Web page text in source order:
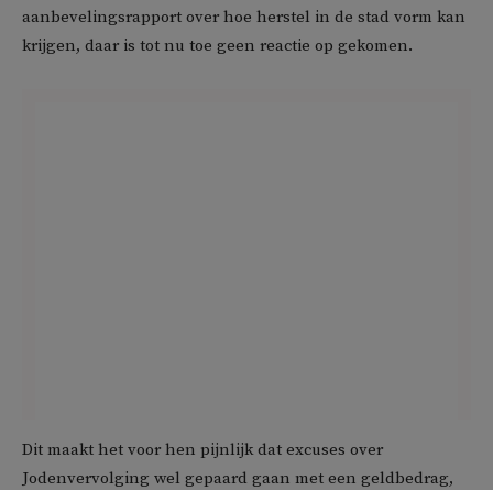
aanbevelingsrapport over hoe herstel in de stad vorm kan
krijgen, daar is tot nu toe geen reactie op gekomen.
Dit maakt het voor hen pijnlijk dat excuses over
Jodenvervolging wel gepaard gaan met een geldbedrag,